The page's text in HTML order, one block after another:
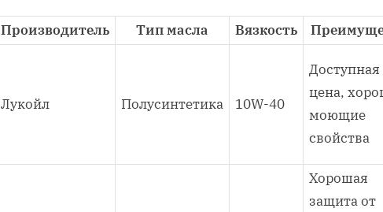
Производитель Тип масла Вязкость
Лукойл Полусинтетика 10W-40
Доступная
цена,
моющие
свойства
Хорошая
защита от